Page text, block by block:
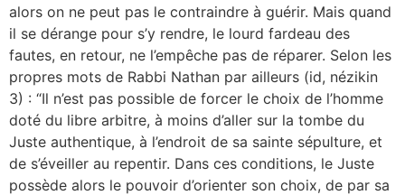
alors on ne peut pas le contraindre à guérir. Mais quand
il se dérange pour s’y rendre, le lourd fardeau des
fautes, en retour, ne l’empêche pas de réparer. Selon les
propres mots de Rabbi Nathan par ailleurs (id, nézikin
3) : “Il n’est pas possible de forcer le choix de l’homme
doté du libre arbitre, à moins d’aller sur la tombe du
Juste authentique, à l’endroit de sa sainte sépulture, et
de s’éveiller au repentir. Dans ces conditions, le Juste
possède alors le pouvoir d’orienter son choix, de par sa